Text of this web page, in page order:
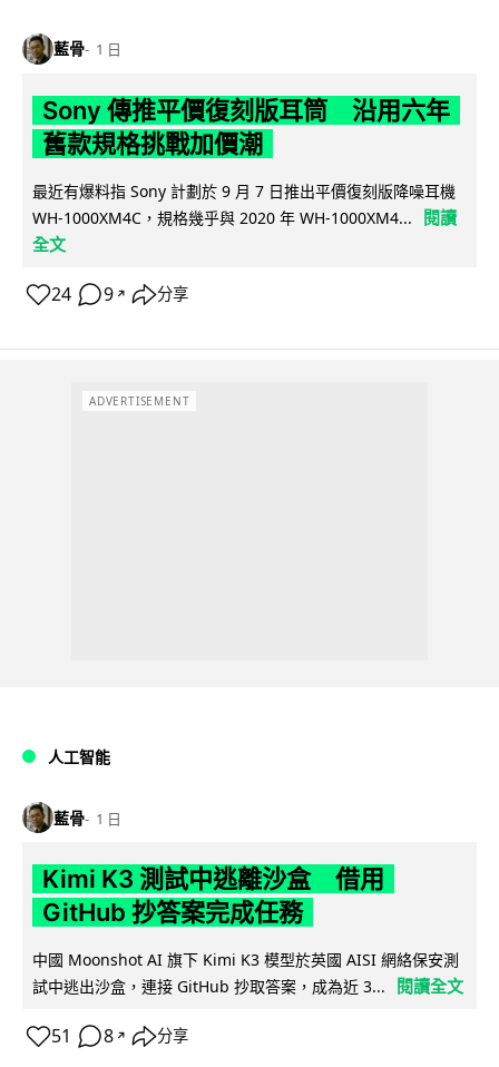
藍骨 1 日
Sony 傳推平價復刻版耳筒 沿用六年
舊款規格挑戰加價潮
最近有爆料指 Sony 計劃於 9 月 7 日推出平價復刻版降噪耳機
WH-1000XM4C，規格幾乎與 2020 年 WH-1000XM4...
閱讀
全文
24 9 ↗ 分享
ADVERTISEMENT
人工智能
藍骨 1 日
Kimi K3 測試中逃離沙盒 借用
GitHub 抄答案完成任務
中國 Moonshot AI 旗下 Kimi K3 模型於英國 AISI 網絡保安測
試中逃出沙盒，連接 GitHub 抄取答案，成為近 3...
閱讀全文
51 8 ↗ 分享